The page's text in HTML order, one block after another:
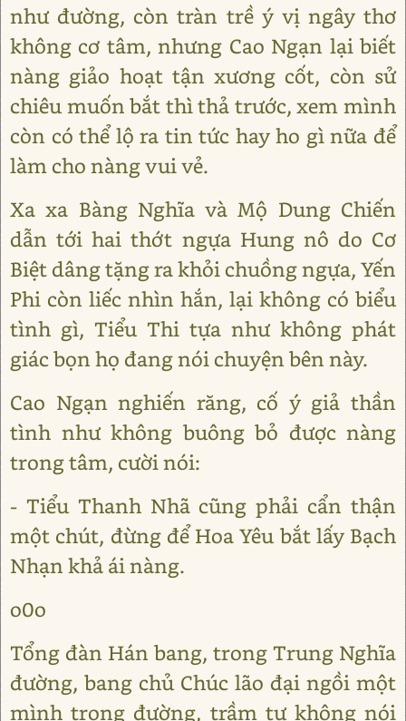
như đường, còn tràn trề ý vị ngây thơ
không cơ tâm, nhưng Cao Ngạn lại biết
nàng giảo hoạt tận xương cốt, còn sử
chiêu muốn bắt thì thả trước, xem mình
còn có thể lộ ra tin tức hay ho gì nữa để
làm cho nàng vui vẻ.
Xa xa Bàng Nghĩa và Mộ Dung Chiến
dẫn tới hai thớt ngựa Hung nô do Cơ
Biệt dâng tặng ra khỏi chuồng ngựa, Yến
Phi còn liếc nhìn hắn, lại không có biểu
tình gì, Tiểu Thi tựa như không phát
giác bọn họ đang nói chuyện bên này.
Cao Ngạn nghiến răng, cố ý giả thần
tình như không buông bỏ được nàng
trong tâm, cười nói:
- Tiểu Thanh Nhã cũng phải cẩn thận
một chút, đừng để Hoa Yêu bắt lấy Bạch
Nhạn khả ái nàng.
o0o
Tổng đàn Hán bang, trong Trung Nghĩa
đường, bang chủ Chúc lão đại ngồi một
mình trong đường, trầm tư không nói